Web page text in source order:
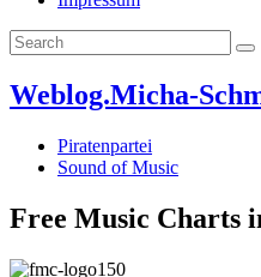
Weblog.Micha-
Piratenpartei
Sound of Music
Free Music Charts